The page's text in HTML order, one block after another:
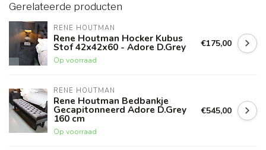
Gerelateerde producten
RENE HOUTMAN
Rene Houtman Hocker Kubus
Stof 42x42x60 - Adore D.Grey
Op voorraad
€175,00
RENE HOUTMAN
Rene Houtman Bedbankje
Gecapitonneerd Adore D.Grey
160 cm
Op voorraad
€545,00